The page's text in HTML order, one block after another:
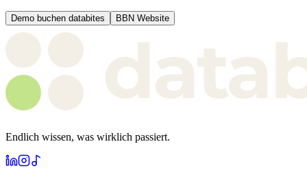
Demo buchen databites BBN Website
Endlich wissen, was wirklich passiert.